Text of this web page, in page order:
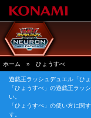
ホーム » ひょうすべ
遊戯王ラッシュデュエル「ひ
「ひょうすべ」の遊戯王ラッ
い。
「ひょうすべ」の使い方に関
す。